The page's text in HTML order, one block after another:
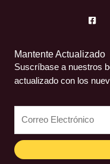
Mantente Actualizado
Suscríbase a nuestros
actualizado con los